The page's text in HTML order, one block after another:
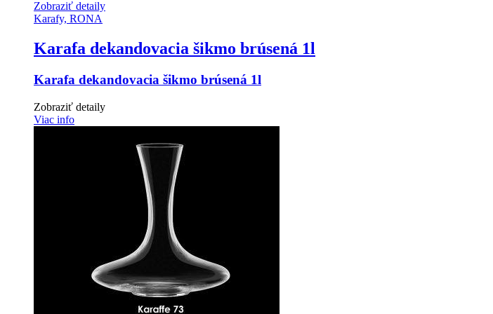
Zobraziť detaily
Karafy, RONA
Karafa dekandovacia šikmo brúsená 1l
Karafa dekandovacia šikmo brúsená 1l
Zobraziť detaily
Viac info